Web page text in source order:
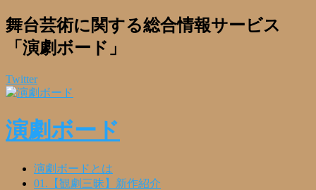
舞台芸術に関する総合情報サービス
「演劇ボード」
Twitter
演劇ボード
演劇ボードとは
01.【観劇三昧】新作紹介